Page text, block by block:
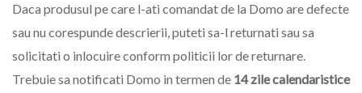
Daca produsul pe care l-ati comandat de la Domo are defecte
sau nu corespunde descrierii, puteti sa-l returnati sau sa
solicitati o inlocuire conform politicii lor de returnare.
Trebuie sa notificati Domo in termen de 14 zile calendaristice